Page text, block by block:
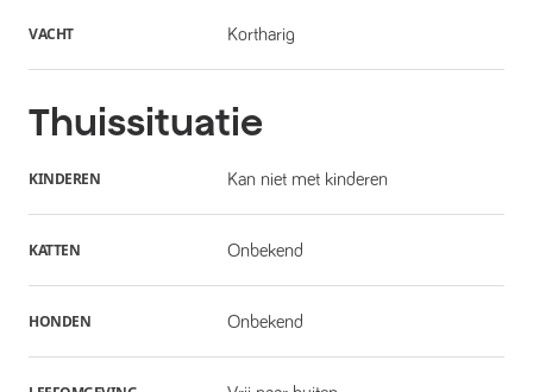
VACHT Kortharig
Thuissituatie
KINDEREN Kan niet met kinderen
KATTEN Onbekend
HONDEN Onbekend